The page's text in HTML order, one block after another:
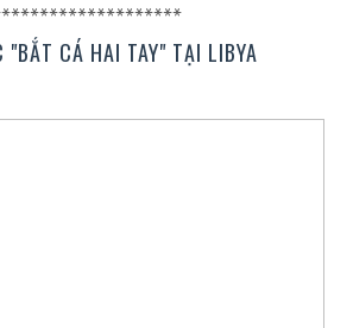
"BẮT CÁ HAI TAY" TẠI LIBYA